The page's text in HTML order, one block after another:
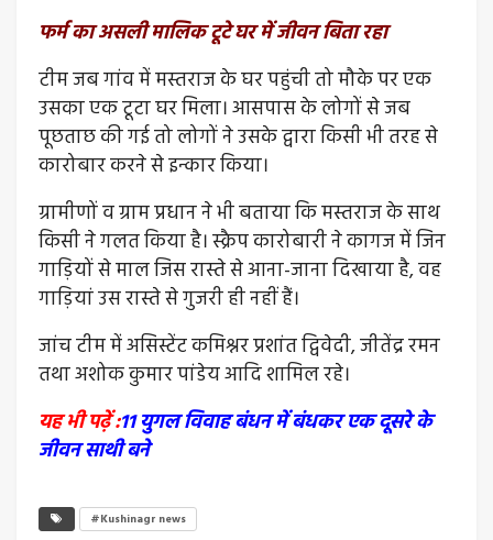
फर्म का असली मालिक टूटे घर में जीवन बिता रहा
टीम जब गांव में मस्तराज के घर पहुंची तो मौके पर एक
उसका एक टूटा घर मिला। आसपास के लोगों से जब
पूछताछ की गई तो लोगों ने उसके द्वारा किसी भी तरह से
कारोबार करने से इन्कार किया।
ग्रामीणों व ग्राम प्रधान ने भी बताया कि मस्तराज के साथ
किसी ने गलत किया है। स्क्रैप कारोबारी ने कागज में जिन
गाड़ियों से माल जिस रास्ते से आना-जाना दिखाया है, वह
गाड़ियां उस रास्ते से गुजरी ही नहीं हैं।
जांच टीम में असिस्टेंट कमिश्नर प्रशांत द्विवेदी, जीतेंद्र रमन
तथा अशोक कुमार पांडेय आदि शामिल रहे।
यह भी पढ़ें :11 युगल विवाह बंधन में बंधकर एक दूसरे के
जीवन साथी बने
#Kushinagr news